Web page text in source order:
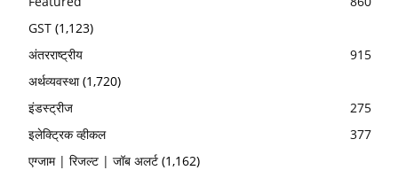
GST (1,123)
अंतरराष्ट्रीय
915
अर्थव्यवस्था(1,720)
इंडस्ट्रीज
275
इलेक्ट्रिक व्हीकल
377
एग्जाम | रिजल्ट | जॉब अलर्ट (1,162)